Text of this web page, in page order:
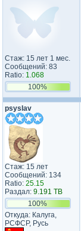
Стаж: 15 лет 1 мес.
Сообщений: 83
Ratio: 1.068
100%
psyslav
Стаж: 15 лет
Сообщений: 134
Ratio: 25.15
Раздал: 9.191 TB
100%
Откуда: Калуга,
РСФСР, Русь